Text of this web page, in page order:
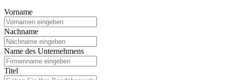
Vorname
Nachname
Name des Unternehmens
Titel